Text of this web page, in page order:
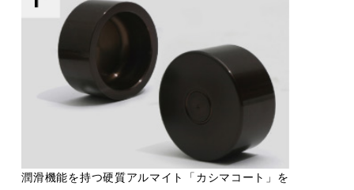
潤滑機能を持つ硬質アルマイト「カシマコート」を